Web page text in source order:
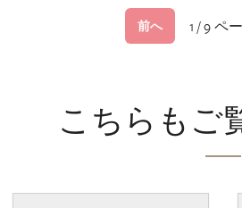
前へ 1 / 9 ペ
こちらもご